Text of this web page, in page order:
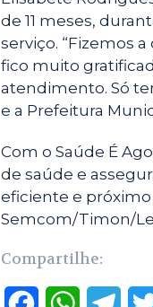
de 11 meses,
serviço. “Fizemos
fico muito
atendimento. Só
e a Prefeitura
Com o Saúde É
de saúde e
eficiente e
Semcom/Timon/
Compartilhe:
W